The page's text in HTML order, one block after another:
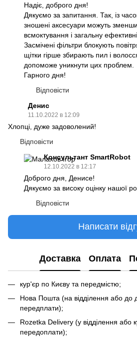
Надіє, доброго дня!
Дякуємо за запитання. Так, із
зношені аксесуари можуть
всмоктування і загальну
Засмічені фільтри блокують
щітки гірше збирають пил і
допоможе уникнути цих проблем.
Гарного дня!
Відповісти
Денис
11.10.2022 в 12:09
Хлопці, дуже задоволений!
Відповісти
Консультант SmartRobot
12.10.2022 в 12:17
Доброго дня, Денисе!
Дякуємо за високу оцінку нашої
Відповісти
Написати
Доставка Оплата
кур'єр по Києву та передмістю;
Нова Пошта (на відділення або до
передплати);
Rozetka Delivery (у відділення або
передоплати);